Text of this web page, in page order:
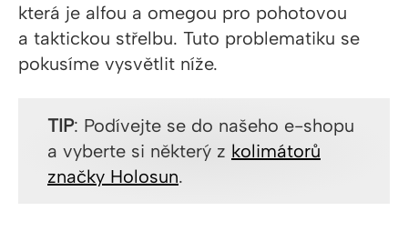
která je alfou a omegou pro pohotovou
a taktickou střelbu. Tuto problematiku se
pokusíme vysvětlit níže.
TIP: Podívejte se do našeho e-shopu
a vyberte si některý z kolimátorů
značky Holosun.